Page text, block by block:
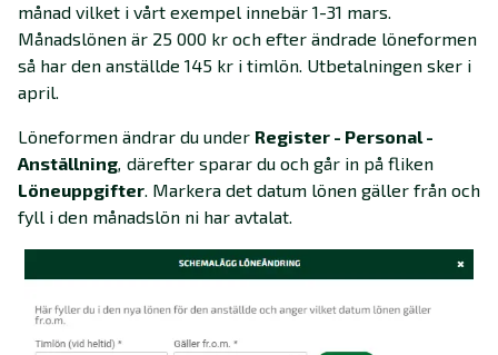
månad vilket i vårt exempel innebär 1-31 mars.
Månadslönen är 25 000 kr och efter ändrade löneformen
så har den anställde 145 kr i timlön. Utbetalningen sker i
april.
Löneformen ändrar du under Register - Personal -
Anställning, därefter sparar du och går in på fliken
Löneuppgifter. Markera det datum lönen gäller från och
fyll i den månadslön ni har avtalat.